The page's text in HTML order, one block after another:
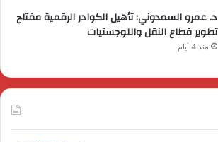
د. عمرو السمدوني: تأهيل الكوادر الرقمية مفتاح
تطوير قطاع النقل واللوجستيات
منذ 4 أيام